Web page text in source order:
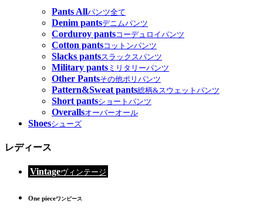
Pants Allパンツ全て
Denim pantsデニムパンツ
Corduroy pantsコーデュロイパンツ
Cotton pantsコットンパンツ
Slacks pantsスラックスパンツ
Military pants ミリタリーパンツ
Other Pantsその他ポリパンツ
Pattern&Sweat pants総柄&スウェットパンツ
Short pantsショートパンツ
Overallsオーバーオール
Shoesシューズ
レディース
Vintageヴィンテージ
One pieceワンピース